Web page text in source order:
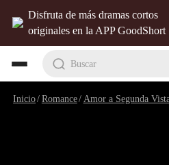
Disfruta de más dramas cortos
originales en la APP GoodShort
Buscar
Inicio/Romance/ Amor a Segunda